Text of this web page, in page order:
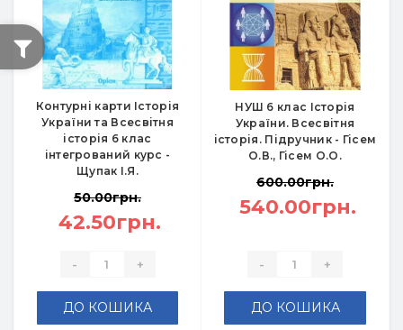
Контурні карти Історія
України та Всесвітня
історія 6 клас
інтегрований курс -
Щупак І.Я.
50.00грн.
42.50грн.
- +
ДО КОШИКА
НУШ 6 клас Історія
України. Всесвітня
історія. Підручник - Гісем
О.В., Гісем О.О.
600.00грн.
540.00грн.
- +
ДО КОШИКА